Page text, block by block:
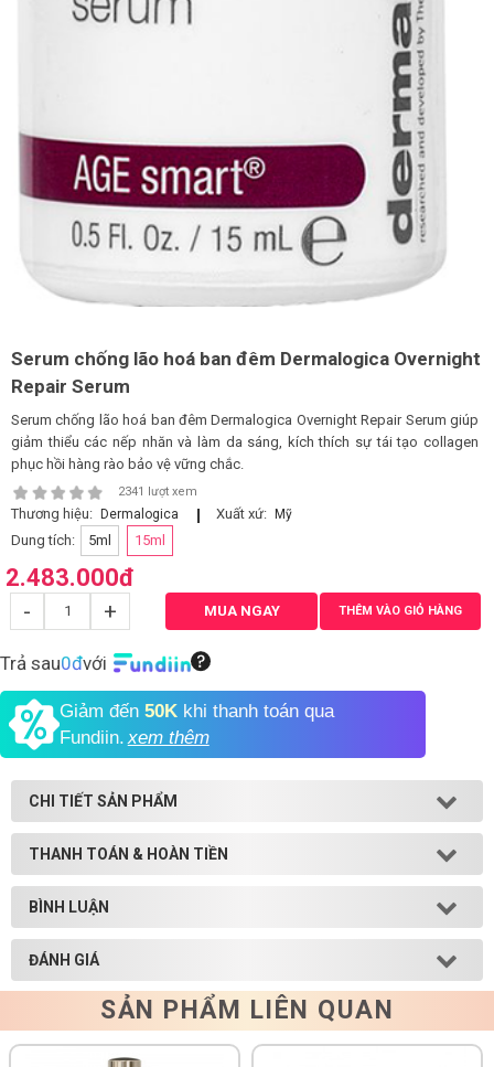
Serum chống lão hoá ban đêm Dermalogica Overnight
Repair Serum
Serum chống lão hoá ban đêm Dermalogica Overnight Repair Serum giúp
giảm thiểu các nếp nhăn và làm da sáng, kích thích sự tái tạo collagen
phục hồi hàng rào bảo vệ vững chắc.
2341 lượt xem
Thương hiệu: Dermalogica Xuất xứ: Mỹ
Dung tích: 5ml 15ml
2.483.000đ
- + MUA NGAY THÊM VÀO GIỎ HÀNG
Trả sau0đvới
Giảm đến 50K khi thanh toán qua
Fundiin. xem thêm
CHI TIẾT SẢN PHẨM
THANH TOÁN & HOÀN TIỀN
BÌNH LUẬN
ĐÁNH GIÁ
SẢN PHẨM LIÊN QUAN